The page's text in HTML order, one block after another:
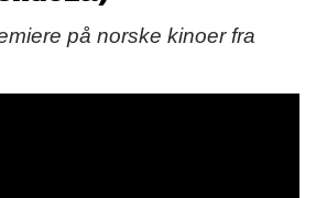
på norske kinoer fra